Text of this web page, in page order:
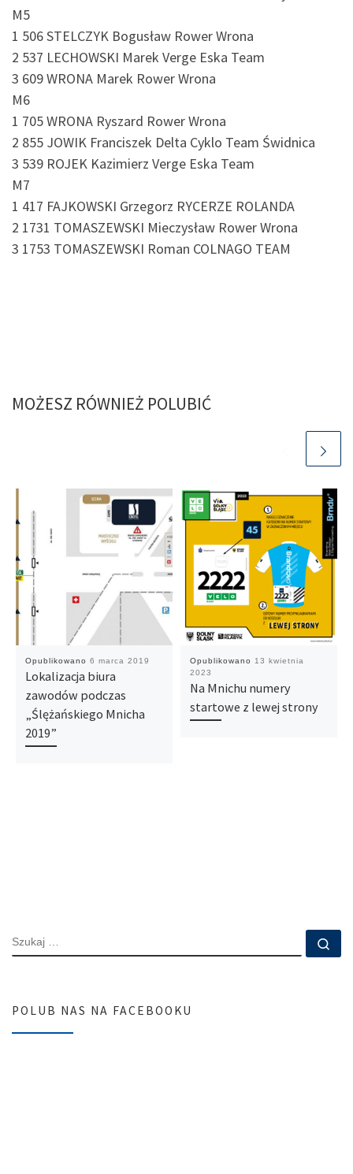
M5
1 506 STELCZYK Bogusław Rower Wrona
2 537 LECHOWSKI Marek Verge Eska Team
3 609 WRONA Marek Rower Wrona
M6
1 705 WRONA Ryszard Rower Wrona
2 855 JOWIK Franciszek Delta Cyklo Team Świdnica
3 539 ROJEK Kazimierz Verge Eska Team
M7
1 417 FAJKOWSKI Grzegorz RYCERZE ROLANDA
2 1731 TOMASZEWSKI Mieczysław Rower Wrona
3 1753 TOMASZEWSKI Roman COLNAGO TEAM
MOŻESZ RÓWNIEŻ POLUBIĆ
Opublikowano 6 marca 2019
Lokalizacja biura
zawodów podczas
„Ślężańskiego Mnicha
2019”
Opublikowano
13 kwietnia
2023
Na Mnichu numery
startowe z lewej strony
SZUKAJ
POLUB NAS NA FACEBOOKU